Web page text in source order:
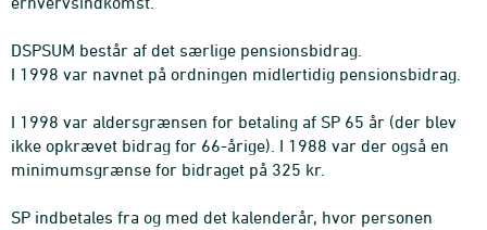
DSPSUM består af det særlige pensionsbidrag.
I 1998 var navnet på ordningen midlertidig pensionsbidrag.
I 1998 var aldersgrænsen for betaling af SP 65 år (der blev
ikke opkrævet bidrag for 66-årige). I 1988 var der også en
minimumsgrænse for bidraget på 325 kr.
SP indbetales fra og med det kalenderår, hvor personen